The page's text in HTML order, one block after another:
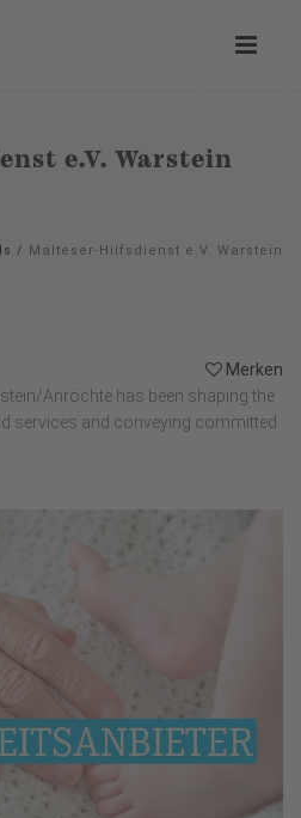
e.V. Warstein
/ Malteser-Hilfsdienst e.V. Warstein
Merken
Anröchte has been shaping the
services and conveying committed